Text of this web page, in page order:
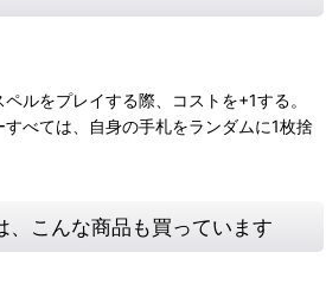
ルをプレイする際、コストを+1する。
すべては、自身の手札をランダムに1枚捨
、こんな商品も買っています